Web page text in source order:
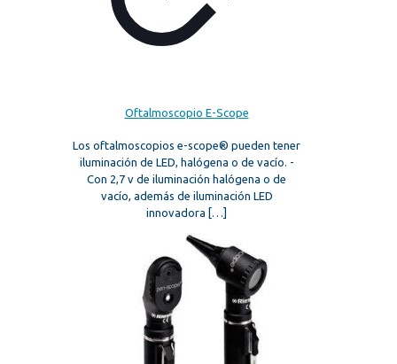
Oftalmoscopio E-Scope
Los oftalmoscopios e-scope® pueden tener
iluminación de LED, halógena o de vacío. -
Con 2,7 v de iluminación halógena o de
vacío, además de iluminación LED
innovadora […]